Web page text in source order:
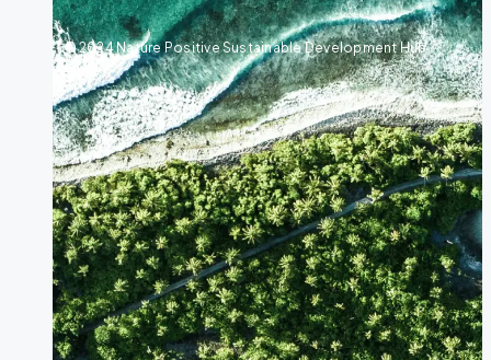
© 2024 Nature Positive Sustainable Development Hub